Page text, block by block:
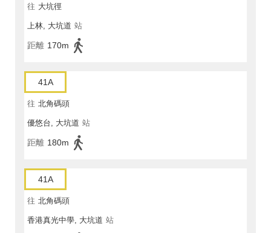
往 大坑徑
上林, 大坑道 站
距離 170m
41A
往 北角碼頭
優悠台, 大坑道 站
距離 180m
41A
往 北角碼頭
香港真光中學, 大坑道 站